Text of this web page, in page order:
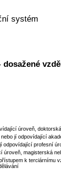
systém
úroveň,
jí odpovídající
odpovídající profesní
magisterská
k terciárnímu